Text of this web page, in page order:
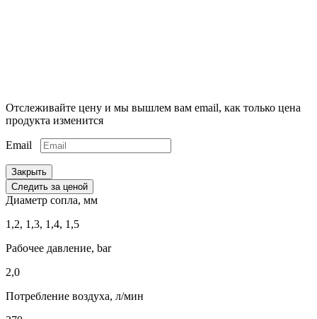
Отслеживайте цену и мы вышлем вам email, как только цена
продукта изменится
Email
Закрыть
Следить за ценой
Диаметр сопла, мм
1,2, 1,3, 1,4, 1,5
Рабочее давление, bar
2,0
Потребление воздуха, л/мин